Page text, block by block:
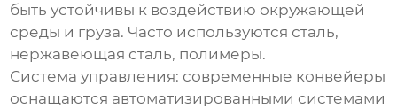
быть устойчивы к воздействию окружающей
среды и груза. Часто используются сталь,
нержавеющая сталь, полимеры.
Система управления: современные конвейеры
оснащаются автоматизированными системами